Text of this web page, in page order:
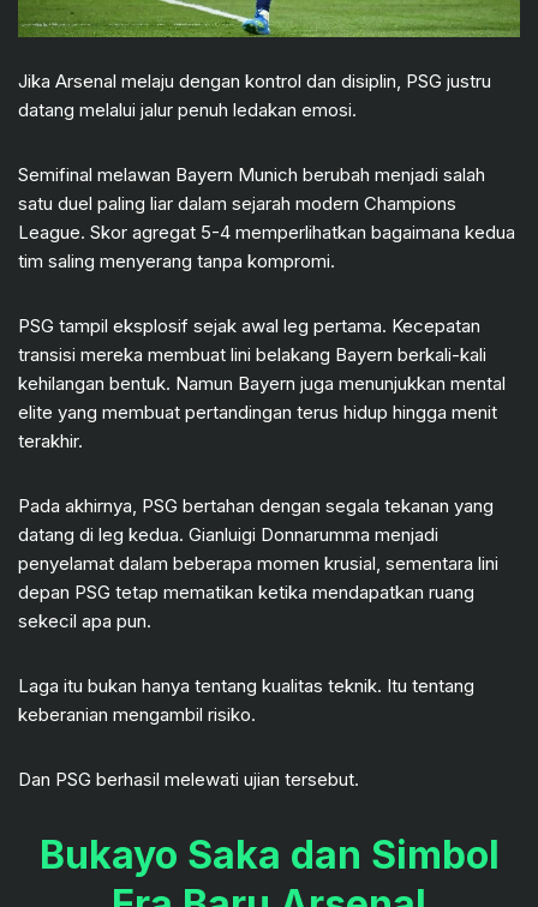
Jika Arsenal melaju dengan kontrol dan disiplin, PSG justru
datang melalui jalur penuh ledakan emosi.
Semifinal melawan Bayern Munich berubah menjadi salah
satu duel paling liar dalam sejarah modern Champions
League. Skor agregat 5-4 memperlihatkan bagaimana kedua
tim saling menyerang tanpa kompromi.
PSG tampil eksplosif sejak awal leg pertama. Kecepatan
transisi mereka membuat lini belakang Bayern berkali-kali
kehilangan bentuk. Namun Bayern juga menunjukkan mental
elite yang membuat pertandingan terus hidup hingga menit
terakhir.
Pada akhirnya, PSG bertahan dengan segala tekanan yang
datang di leg kedua. Gianluigi Donnarumma menjadi
penyelamat dalam beberapa momen krusial, sementara lini
depan PSG tetap mematikan ketika mendapatkan ruang
sekecil apa pun.
Laga itu bukan hanya tentang kualitas teknik. Itu tentang
keberanian mengambil risiko.
Dan PSG berhasil melewati ujian tersebut.
Bukayo Saka dan Simbol